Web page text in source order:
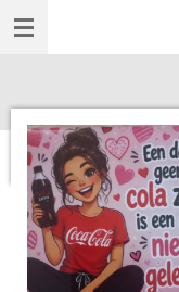
Ga
hoofdinhoud